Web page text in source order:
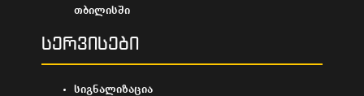
თბილისში
სერვისები
სიგნალიზაცია